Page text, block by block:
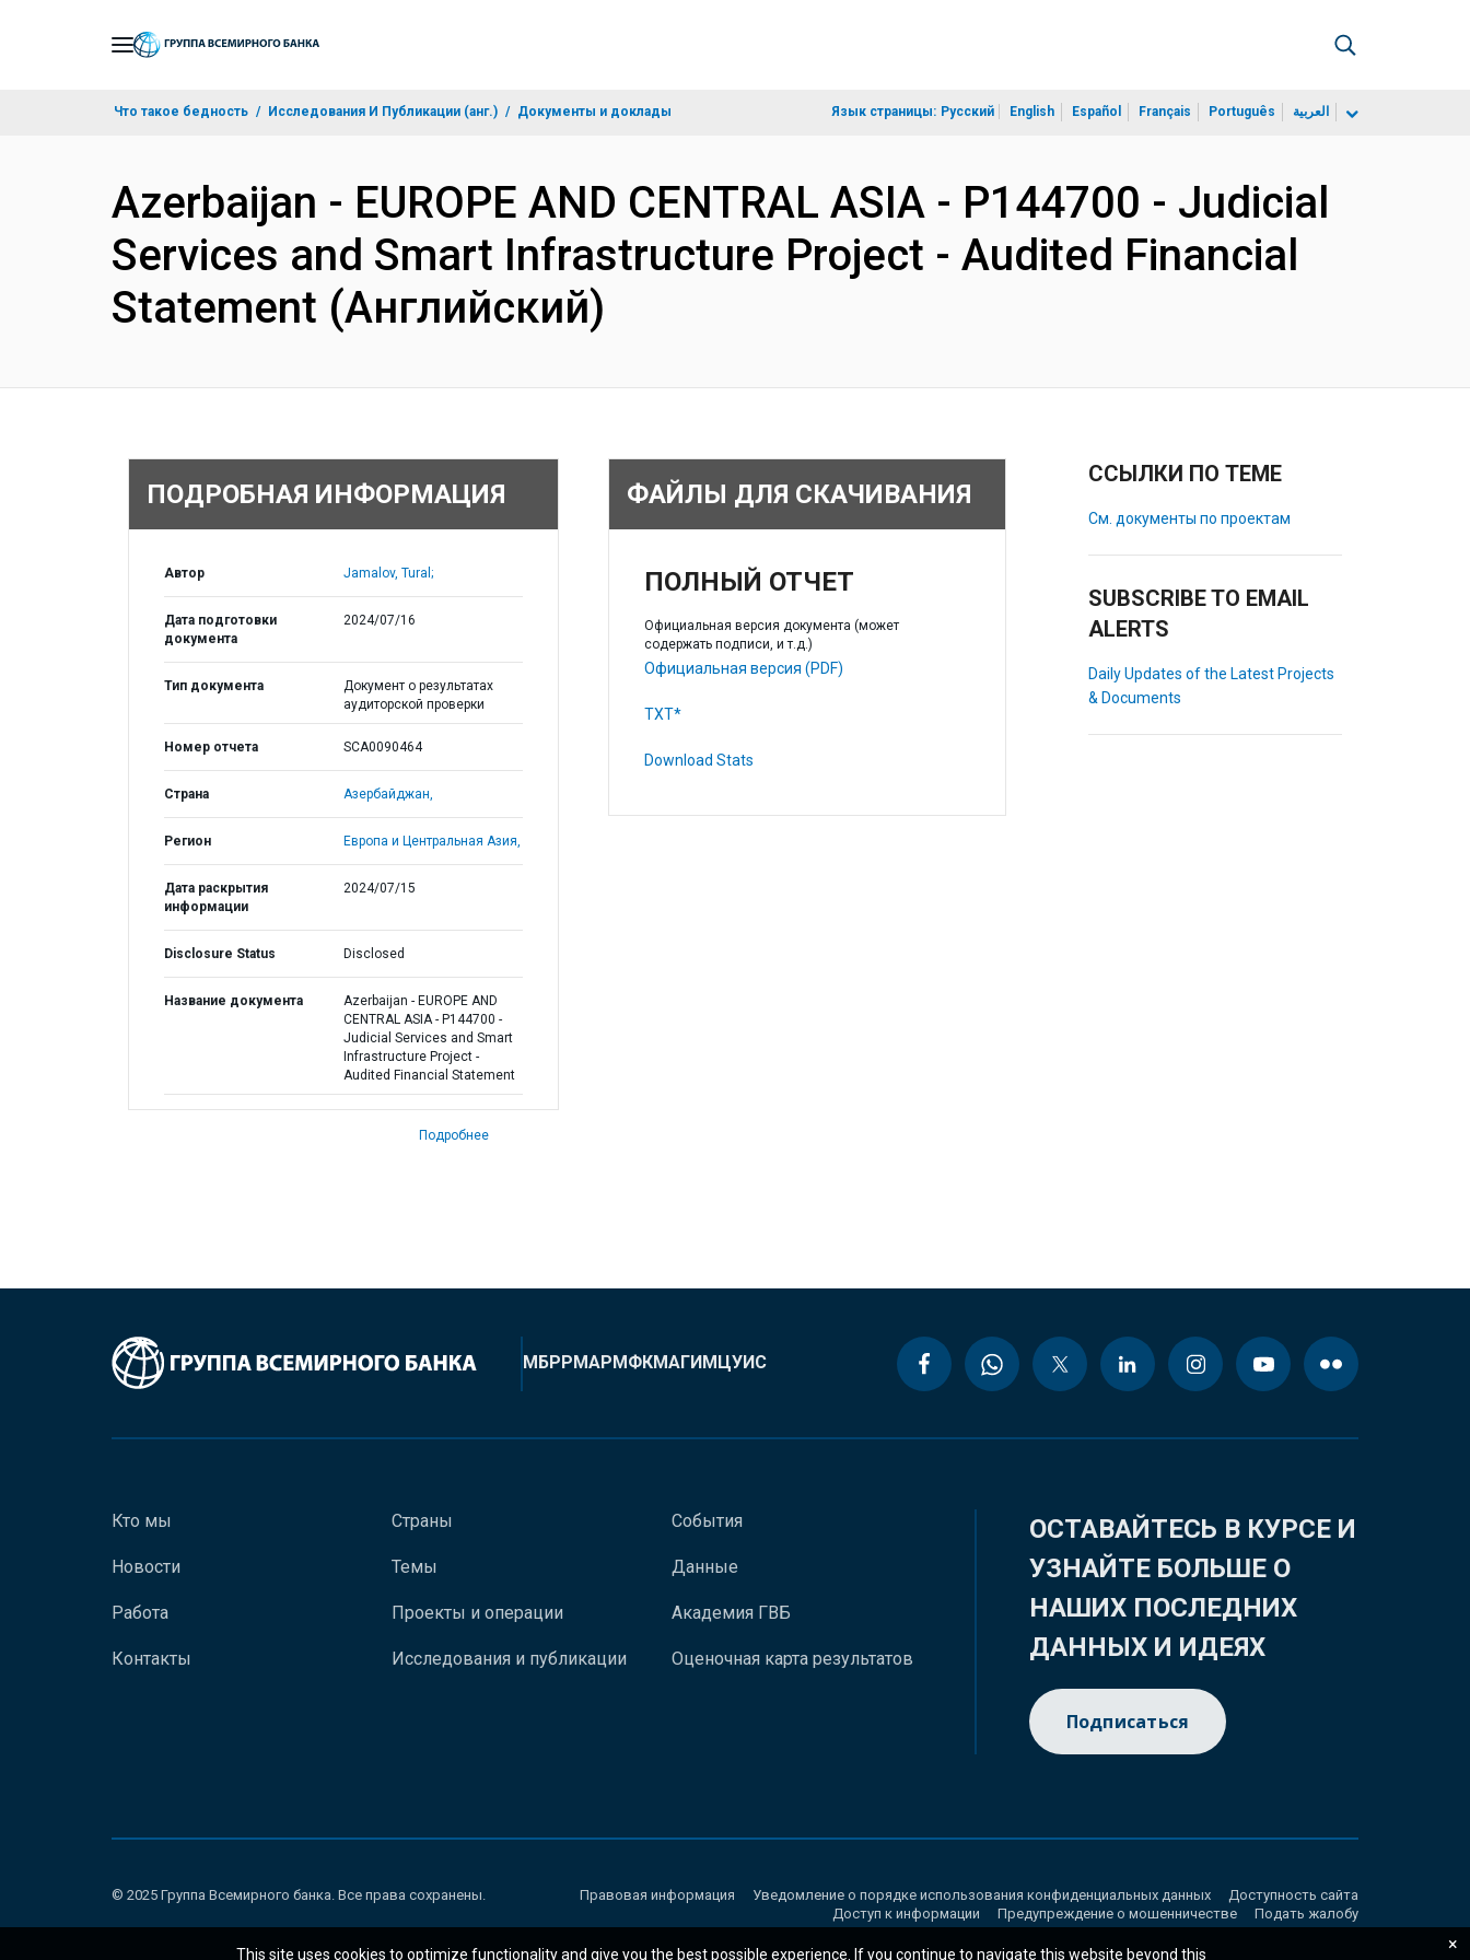
Что такое бедность Исследования И Публикации (анг.) Документы и доклады Язык страницы: Русский English Español Français Português العربية
Azerbaijan - EUROPE AND CENTRAL ASIA - P144700 - Judicial
Services and Smart Infrastructure Project - Audited Financial
Statement (Английский)
ПОДРОБНАЯ ИНФОРМАЦИЯ
Автор Jamalov, Tural;
Дата подготовки
документа
2024/07/16
Тип документа
Документ о результатах
аудиторской проверки
Номер отчета SCA0090464
Страна Азербайджан,
Регион Европа и Центральная Азия,
Дата раскрытия
информации
2024/07/15
Disclosure Status Disclosed
Название документа
Azerbaijan - EUROPE AND
CENTRAL ASIA - P144700 -
Judicial Services and Smart
Infrastructure Project -
Audited Financial Statement
Подробнее
ФАЙЛЫ ДЛЯ СКАЧИВАНИЯ
ПОЛНЫЙ ОТЧЕТ
Официальная версия документа (может
содержать подписи, и т.д.)
Официальная версия (PDF)
TXT*
Download Stats
ССЫЛКИ ПО ТЕМЕ
См. документы по проектам
SUBSCRIBE TO EMAIL
ALERTS
Daily Updates of the Latest Projects
& Documents
МБРРМАРМФКМАГИМЦУИС
Кто мы
Новости
Работа
Контакты
Страны
Темы
Проекты и операции
Исследования и публикации
События
Данные
Академия ГВБ
Оценочная карта результатов
ОСТАВАЙТЕСЬ В КУРСЕ И
УЗНАЙТЕ БОЛЬШЕ О
НАШИХ ПОСЛЕДНИХ
ДАННЫХ И ИДЕЯХ
Подписаться
© 2025 Группа Всемирного банка. Все права сохранены. Правовая информация Уведомление о порядке использования конфиденциальных данных
Доступность сайта
Доступ к информации
Предупреждение о мошенничестве Подать жалобу
This site uses cookies to optimize functionality and give you the best possible experience. If you continue to navigate this website beyond this ×